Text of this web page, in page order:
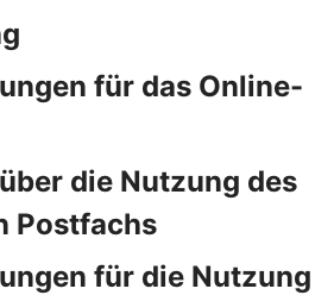
für das Online-
die Nutzung des
Postfachs
für die Nutzung